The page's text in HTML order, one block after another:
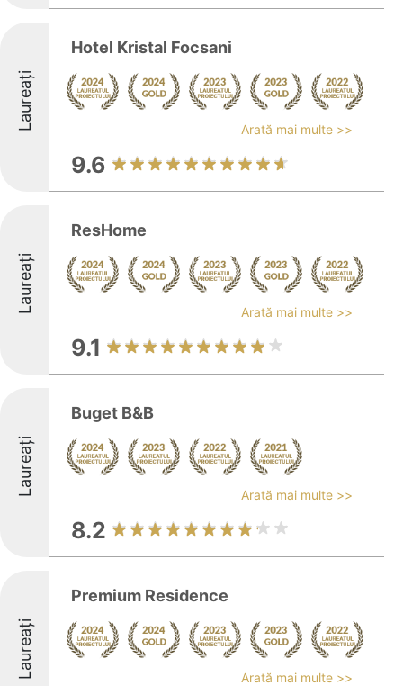
Laureați
Hotel Kristal Focsani
Arată mai multe >>
9.6
Laureați
ResHome
Arată mai multe >>
9.1
Laureați
Buget B&B
Arată mai multe >>
8.2
Laureați
Premium Residence
Arată mai multe >>